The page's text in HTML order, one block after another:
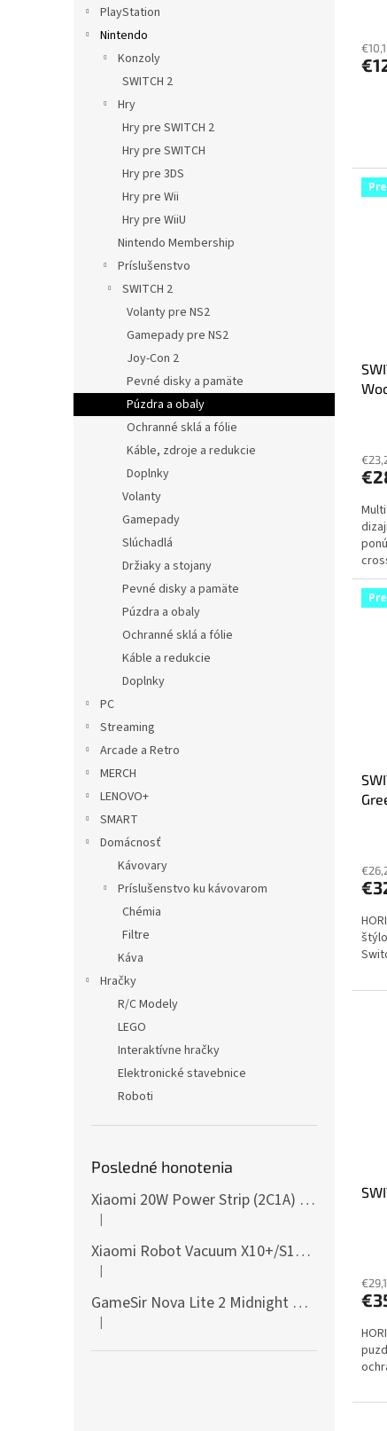
PlayStation
Nintendo
Konzoly
SWITCH 2
Hry
Hry pre SWITCH 2
Hry pre SWITCH
Hry pre 3DS
Hry pre Wii
Hry pre WiiU
Nintendo Membership
Príslušenstvo
SWITCH 2
Volanty pre NS2
Gamepady pre NS2
Joy-Con 2
Pevné disky a pamäte
Púzdra a obaly
Ochranné sklá a fólie
Káble, zdroje a redukcie
Doplnky
Volanty
Gamepady
Slúchadlá
Držiaky a stojany
Pevné disky a pamäte
Púzdra a obaly
Ochranné sklá a fólie
Káble a redukcie
Doplnky
PC
Streaming
Arcade a Retro
MERCH
LENOVO+
SMART
Domácnosť
Kávovary
Príslušenstvo ku kávovarom
Chémia
Filtre
Káva
Hračky
R/C Modely
LEGO
Interaktívne hračky
Elektronické stavebnice
Roboti
Posledné honotenia
Xiaomi 20W Power Strip (2C1A) EU
Hodnotenie produktu je 5 z 5 hviezdičiek.
|
Xiaomi Robot Vacuum X10+/S10+/X10/X20+ Side Brush
Hodnotenie produktu je 5 z 5 hviezdičiek.
|
GameSir Nova Lite 2 Midnight Gray
Hodnotenie produktu je 5 z 5 hviezdičiek.
|